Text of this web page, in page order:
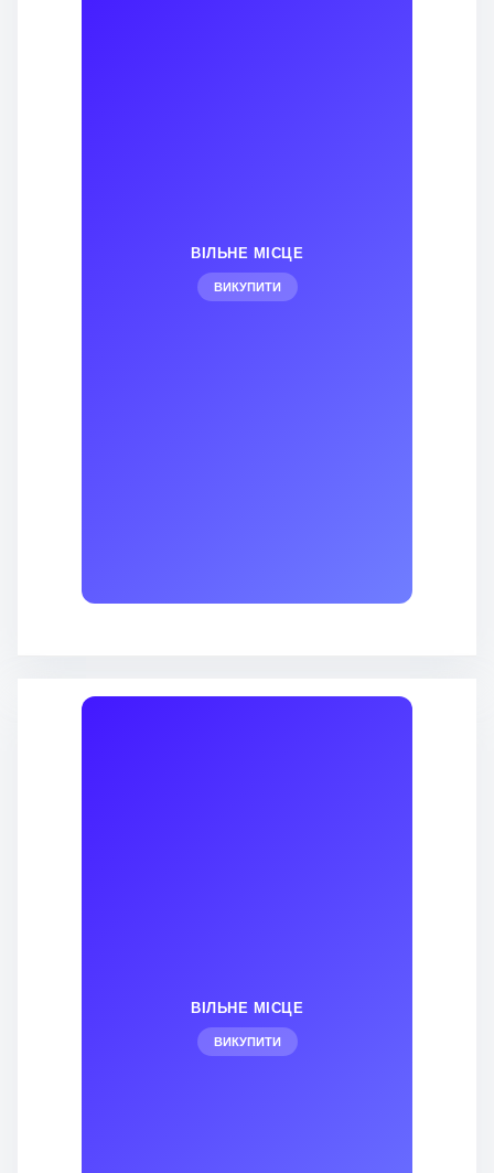
ВІЛЬНЕ МІСЦЕ
ВИКУПИТИ
ВІЛЬНЕ МІСЦЕ
ВИКУПИТИ